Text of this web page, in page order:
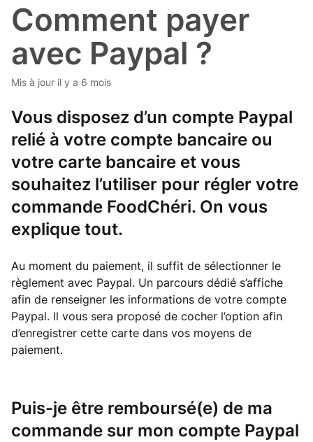
Comment payer
avec Paypal ?
Mis à jour il y a 6 mois
Vous disposez d’un compte Paypal
relié à votre compte bancaire ou
votre carte bancaire et vous
souhaitez l’utiliser pour régler votre
commande FoodChéri. On vous
explique tout.
Au moment du paiement, il suffit de sélectionner le
règlement avec Paypal. Un parcours dédié s’affiche
afin de renseigner les informations de votre compte
Paypal. Il vous sera proposé de cocher l’option afin
d’enregistrer cette carte dans vos moyens de
paiement.
Puis-je être remboursé(e) de ma
commande sur mon compte Paypal